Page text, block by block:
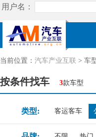
当前位置： 汽车产业互联 > 车
按条件找车 3款车型
类型: 客运客车